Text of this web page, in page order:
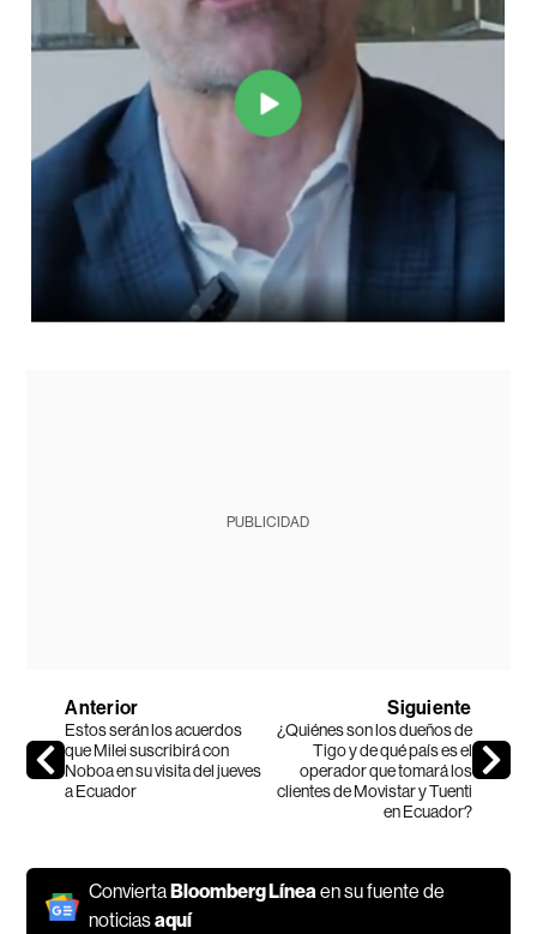
PUBLICIDAD
Anterior
Estos serán los acuerdos
que Milei suscribirá con
Noboa en su visita del jueves
a Ecuador
Siguiente
¿Quiénes son los dueños de
Tigo y de qué país es el
operador que tomará los
clientes de Movistar y Tuenti
en Ecuador?
Convierta Bloomberg Líneaen su fuente de
noticiasaquí